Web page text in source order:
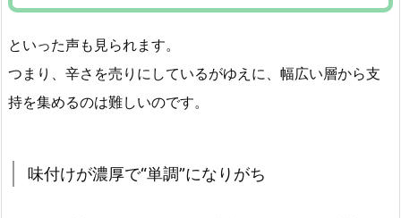
といった声も見られます。
つまり、辛さを売りにしているがゆえに、幅広い層から支
持を集めるのは難しいのです。
味付けが濃厚で“単調”になりがち